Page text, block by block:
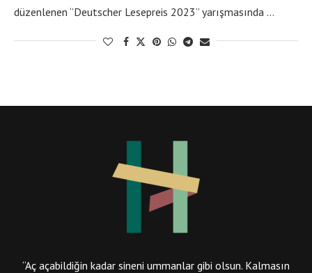
düzenlenen ‘’Deutscher Lesepreis 2023’’ yarışmasında …
“Aç açabildiğin kadar sineni ummanlar gibi olsun. Kalmasın